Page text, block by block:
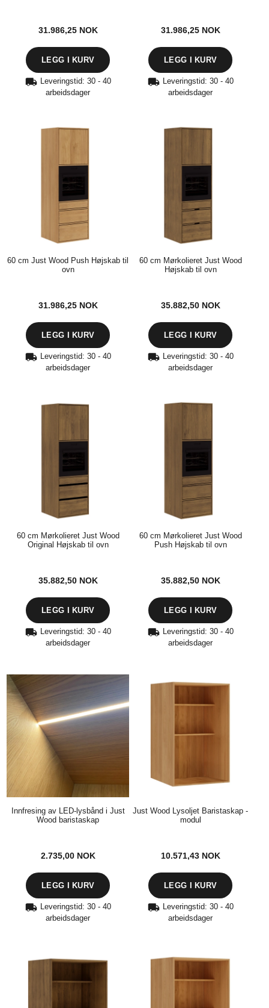
31.986,25 NOK 31.986,25 NOK
Leveringstid: 30 - 40
arbeidsdager
60 cm Just Wood Push Højskab til
ovn
31.986,25 NOK
Leveringstid: 30 - 40
arbeidsdager
60 cm Mørkolieret Just Wood
Højskab til ovn
35.882,50 NOK
Leveringstid: 30 - 40
arbeidsdager
60 cm Mørkolieret Just Wood
Original Højskab til ovn
35.882,50 NOK
Leveringstid: 30 - 40
arbeidsdager
60 cm Mørkolieret Just Wood
Push Højskab til ovn
35.882,50 NOK
Leveringstid: 30 - 40
arbeidsdager
Innfresing av LED-lysbånd i Just
Wood baristaskap
2.735,00 NOK
Leveringstid: 30 - 40
arbeidsdager
Just Wood Lysoljet Baristaskap -
modul
10.571,43 NOK
LEGG I KURV
Leveringstid: 30 - 40
arbeidsdager
Leveringstid: 30 - 40
arbeidsdager